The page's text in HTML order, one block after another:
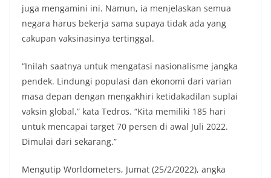
juga mengamini ini. Namun, ia menjelaskan semua
negara harus bekerja sama supaya tidak ada yang
cakupan vaksinasinya tertinggal.
“Inilah saatnya untuk mengatasi nasionalisme jangka
pendek. Lindungi populasi dan ekonomi dari varian
masa depan dengan mengakhiri ketidakadilan suplai
vaksin global,” kata Tedros. “Kita memiliki 185 hari
untuk mencapai target 70 persen di awal Juli 2022.
Dimulai dari sekarang.”
Mengutip Worldometers, Jumat (25/2/2022), angka